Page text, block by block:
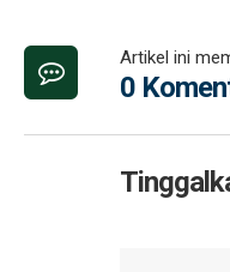
Artikel ini
0